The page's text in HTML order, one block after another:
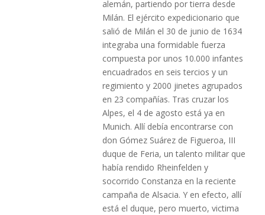
alemán, partiendo por tierra desde
Milán. El ejército expedicionario que
salió de Milán el 30 de junio de 1634
integraba una formidable fuerza
compuesta por unos 10.000 infantes
encuadrados en seis tercios y un
regimiento y 2000 jinetes agrupados
en 23 compañías. Tras cruzar los
Alpes, el 4 de agosto está ya en
Munich. Allí debía encontrarse con
don Gómez Suárez de Figueroa, III
duque de Feria, un talento militar que
había rendido Rheinfelden y
socorrido Constanza en la reciente
campaña de Alsacia. Y en efecto, allí
está el duque, pero muerto, victima